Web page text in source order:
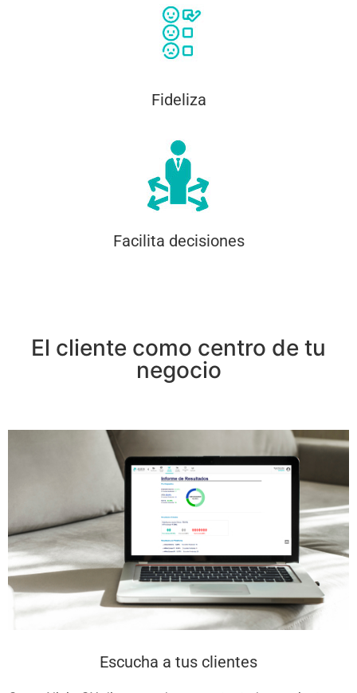
Fideliza
Facilita decisiones
El cliente como centro de tu
negocio
Escucha a tus clientes